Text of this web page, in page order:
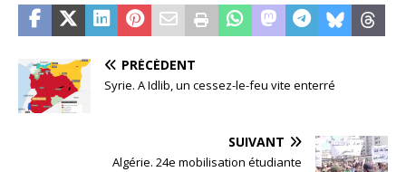
PRÉCÉDENT
Syrie. A Idlib, un cessez-le-feu vite enterré
SUIVANT
Algérie. 24e mobilisation étudiante